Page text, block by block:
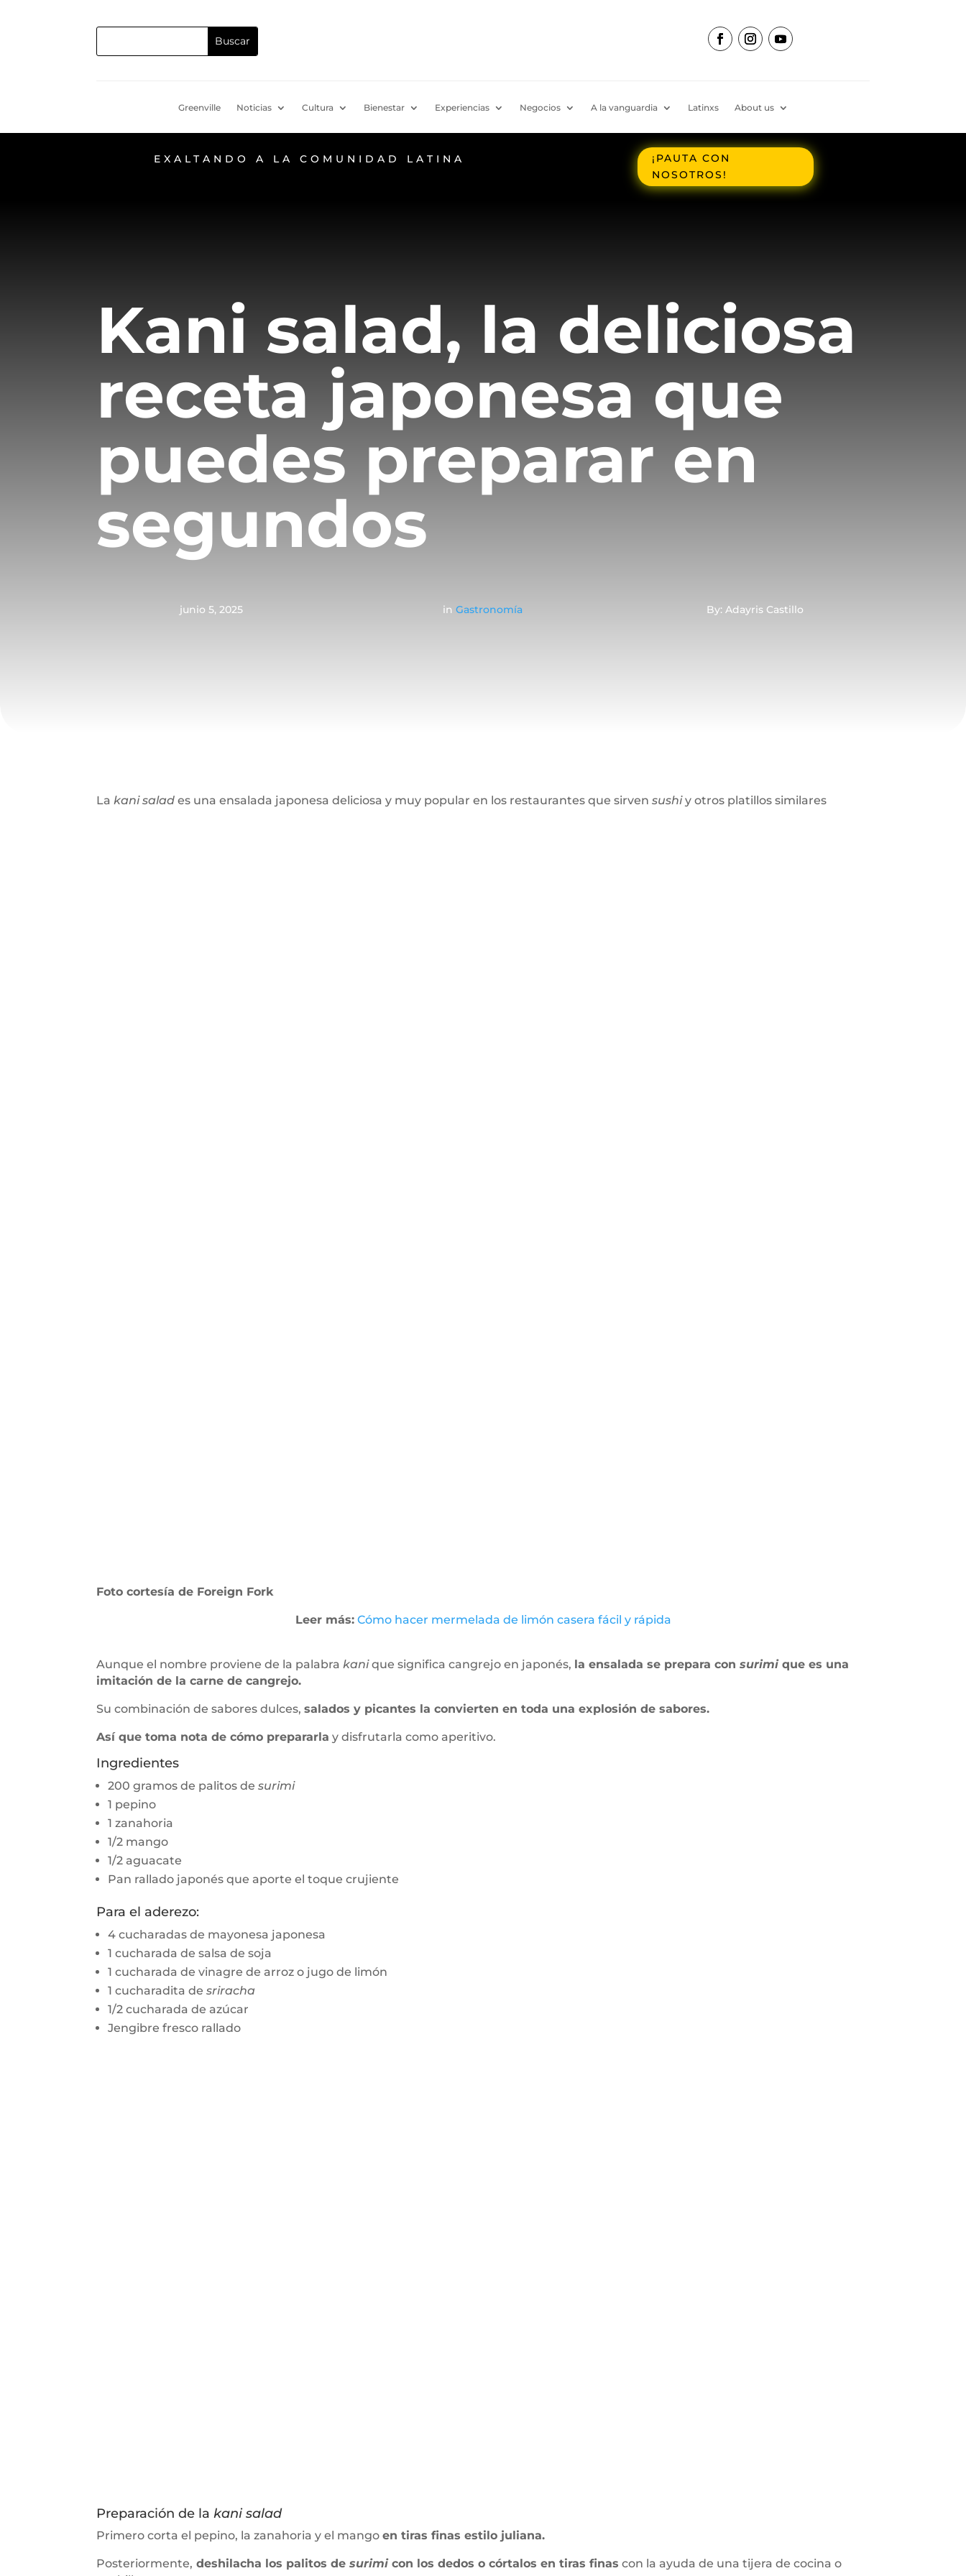
Greenville Noticias Cultura Bienestar Experiencias Negocios A la vanguardia Latinxs About us
EXALTANDO A LA COMUNIDAD LATINA
¡PAUTA CON
NOSOTROS!
Kani salad, la deliciosa
receta japonesa que
puedes preparar en
segundos
junio 5, 2025 inGastronomía By: Adayris Castillo
Lakani salad es una ensalada japonesa deliciosa y muy popular en los restaurantes que sirven sushiy otros platillos similares
Foto cortesía de Foreign Fork
Leer más: Cómo hacer mermelada de limón casera fácil y rápida
Aunque el nombre proviene de la palabrakanique significa cangrejo en japonés, la ensalada se prepara consurimique es una
imitación de la carne de cangrejo.
Su combinación de sabores dulces,salados y picantes la convierten en toda una explosión de sabores.
Así que toma nota de cómo prepararla y disfrutarla como aperitivo.
Ingredientes
200 gramos de palitos desurimi
1 pepino
1 zanahoria
1/2 mango
1/2 aguacate
Pan rallado japonés que aporte el toque crujiente
Para el aderezo:
4 cucharadas de mayonesa japonesa
1 cucharada de salsa de soja
1 cucharada de vinagre de arroz o jugo de limón
1 cucharadita desriracha
1/2 cucharada de azúcar
Jengibre fresco rallado
Preparación de la kani salad
Primero corta el pepino, la zanahoria y el mangoen tiras finas estilo juliana.
Posteriormente, deshilacha los palitos de surimicon los dedos o córtalos en tiras finas con la ayuda de una tijera de cocina o